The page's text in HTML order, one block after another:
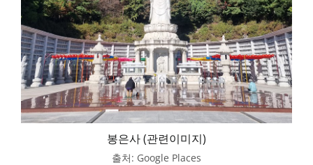
봉은사 (관련이미지)
출처: Google Places